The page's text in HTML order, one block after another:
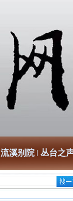
流溪别院 丛台之